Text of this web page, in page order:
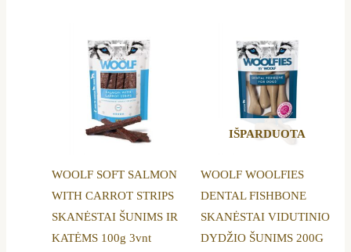
WOOLF SOFT SALMON
WITH CARROT STRIPS
SKANĖSTAI ŠUNIMS IR
KATĖMS 100g 3vnt
IŠPARDUOTA
WOOLF WOOLFIES
DENTAL FISHBONE
SKANĖSTAI VIDUTINIO
DYDŽIO ŠUNIMS 200G